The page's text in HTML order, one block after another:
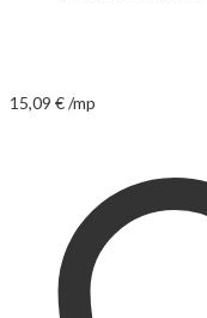
15,09 €/mp